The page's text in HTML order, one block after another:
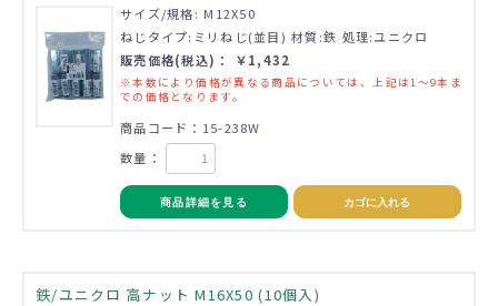
サイズ/規格: M12X50
ねじタイプ:ミリねじ(並目) 材質:鉄 処理:ユニクロ
販売価格(税込)： ￥1,432
※本数により価格が異なる商品については、上記は1～9本ま
での価格となります。
商品コード：15-238W
数量：
商品詳細を見る カゴに入れる
鉄/ユニクロ 高ナット M16X50 (10個入)